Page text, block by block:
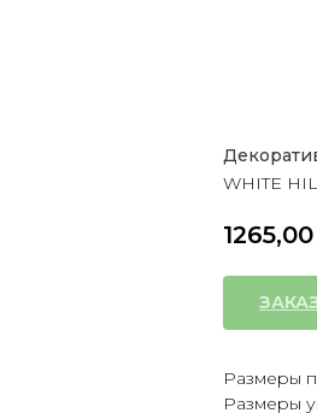
WHITE
1265,00
Размеры
Размеры